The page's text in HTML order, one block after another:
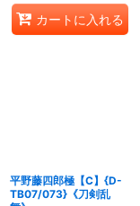
カートに入れる
平野藤四郎極【C】{D-
TB07/073}《刀剣乱